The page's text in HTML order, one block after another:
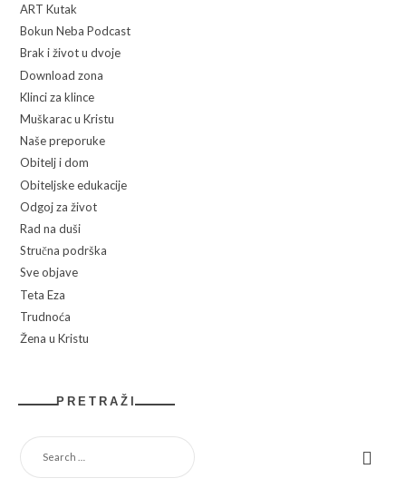
ART Kutak
Bokun Neba Podcast
Brak i život u dvoje
Download zona
Klinci za klince
Muškarac u Kristu
Naše preporuke
Obitelj i dom
Obiteljske edukacije
Odgoj za život
Rad na duši
Stručna podrška
Sve objave
Teta Eza
Trudnoća
Žena u Kristu
PRETRAŽI
FOR: